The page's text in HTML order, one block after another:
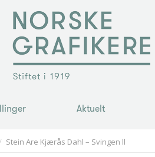
Aktuelt
Stein Are Kjærås Dahl – Svingen ll
Aktuelt